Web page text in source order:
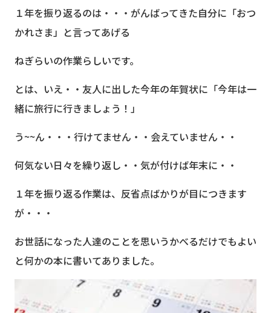
１年を振り返るのは・・・がんばってきた自分に「おつ
かれさま」と言ってあげる
ねぎらいの作業らしいです。
とは、いえ・・友人に出した今年の年賀状に「今年は一
緒に旅行に行きましょう！」
う~~ん・・・行けてません・・会えていません・・
何気ない日々を繰り返し・・気が付けば年末に・・
１年を振り返る作業は、反省点ばかりが目につきます
が・・・
お世話になった人達のことを思いうかべるだけでもよい
と何かの本に書いてありました。